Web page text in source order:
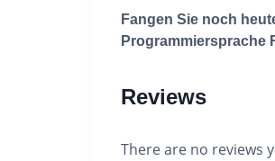
Fangen Sie noch
Programmiersprache
Reviews
There are no reviews